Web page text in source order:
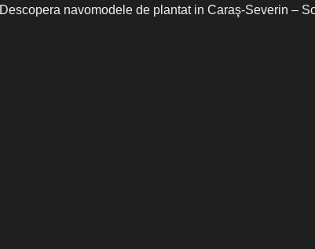
Descopera navomodele de plantat in Caraş-Severin –